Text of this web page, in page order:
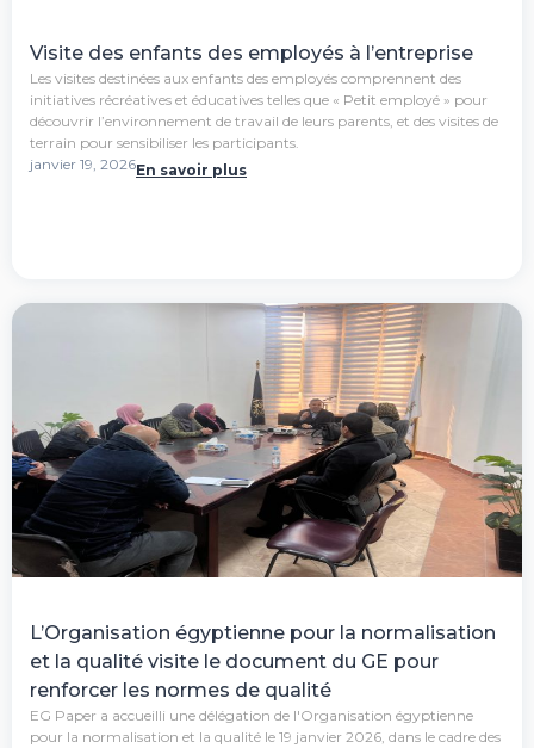
Visite des enfants des employés à l’entreprise
Les visites destinées aux enfants des employés comprennent des
initiatives récréatives et éducatives telles que « Petit employé » pour
découvrir l’environnement de travail de leurs parents, et des visites de
terrain pour sensibiliser les participants.
janvier 19, 2026En savoir plus
L’Organisation égyptienne pour la normalisation
et la qualité visite le document du GE pour
renforcer les normes de qualité
EG Paper a accueilli une délégation de l'Organisation égyptienne
pour la normalisation et la qualité le 19 janvier 2026, dans le cadre des